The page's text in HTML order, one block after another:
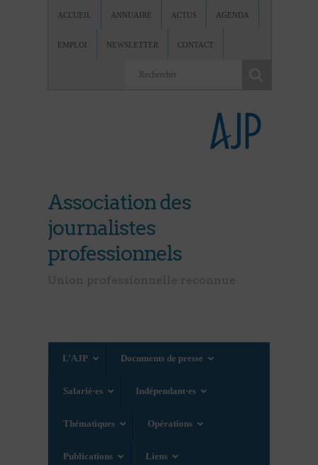
ACCUEIL ANNUAIRE ACTUS AGENDA
EMPLOI NEWSLETTER CONTACT
Association des
journalistes
professionnels
L’AJP Documents de presse
Salarié·es Indépendant·es
Thématiques Opérations
Publications Liens